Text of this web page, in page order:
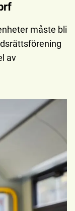
måste bli
av